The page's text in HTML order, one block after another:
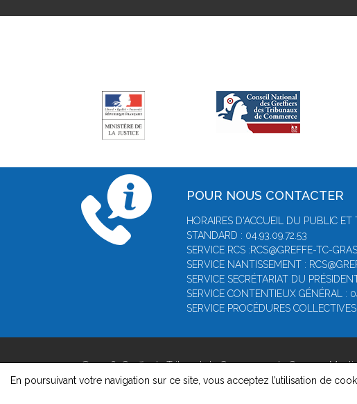
POUR NOUS CONTACTER
HORAIRES D'ACCUEIL DU PUBLIC
STANDARD : 04.93.09.72.53
SERVICE RCS :RCS@GREFFE-TC-
SERVICE NANTISSEMENT :
SERVICE SECRÉTARIAT DU
SERVICE CONTENTIEUX GÉNÉRAL :
SERVICE PROCÉDURES
© 2026, Greffe du Tribunal de Commerce de Grasse -
Version : 1.8.1
En poursuivant votre navigation sur ce site, vous acceptez l’utilisation de